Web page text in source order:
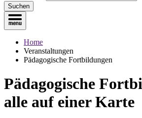
Suchen
Home
Veranstaltungen
Pädagogische Fortbildungen
Pädagogische
alle auf einer Karte